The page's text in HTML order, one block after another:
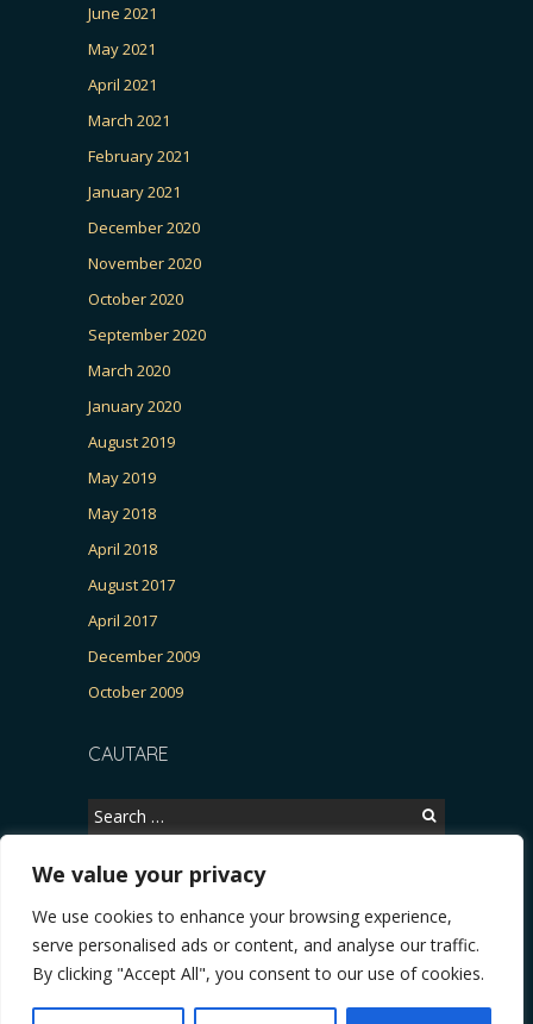
We value your privacy
We use cookies to enhance your browsing experience,
serve personalised ads or content, and analyse our traffic.
By clicking "Accept All", you consent to our use of cookies.
June 2021
May 2021
April 2021
March 2021
February 2021
January 2021
December 2020
November 2020
October 2020
September 2020
March 2020
January 2020
August 2019
May 2019
May 2018
April 2018
August 2017
April 2017
December 2009
October 2009
CAUTARE
Search
for:
Copyright © 2026, CERTITUDINEA.
parlamentarele și presa
* VIDEO. Viata lui Eminescu (Necenzurat). Episodul